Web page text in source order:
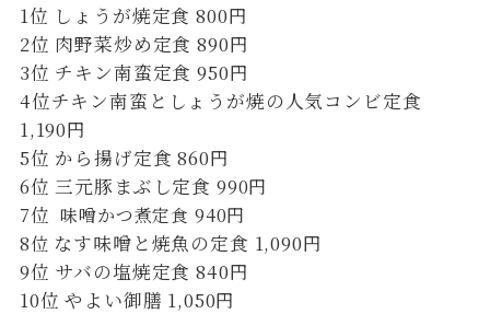
1位 しょうが焼定食 800円
2位 肉野菜炒め定食 890円
3位 チキン南蛮定食 950円
4位チキン南蛮としょうが焼の人気コンビ定食
1,190円
5位 から揚げ定食 860円
6位 三元豚まぶし定食 990円
7位味噌かつ煮定食 940円
8位 なす味噌と焼魚の定食 1,090円
9位 サバの塩焼定食 840円
10位 やよい御膳 1,050円